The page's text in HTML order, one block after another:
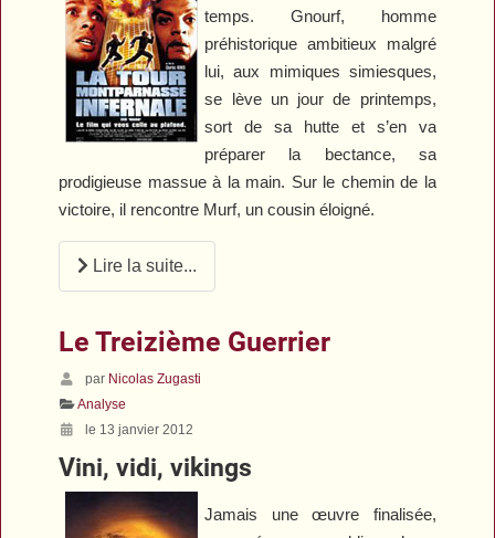
temps. Gnourf, homme
préhistorique ambitieux malgré
lui, aux mimiques simiesques,
se lève un jour de printemps,
sort de sa hutte et s’en va
préparer la bectance, sa
prodigieuse massue à la main. Sur le chemin de la
victoire, il rencontre Murf, un cousin éloigné.
Lire la suite...
Le Treizième Guerrier
par Nicolas Zugasti
Analyse
le 13 janvier 2012
Vini, vidi, vikings
Jamais une œuvre finalisée,